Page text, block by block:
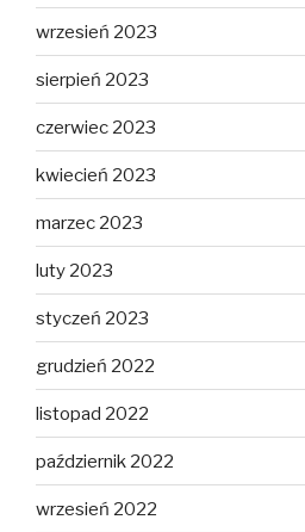
wrzesień 2023
sierpień 2023
czerwiec 2023
kwiecień 2023
marzec 2023
luty 2023
styczeń 2023
grudzień 2022
listopad 2022
październik 2022
wrzesień 2022